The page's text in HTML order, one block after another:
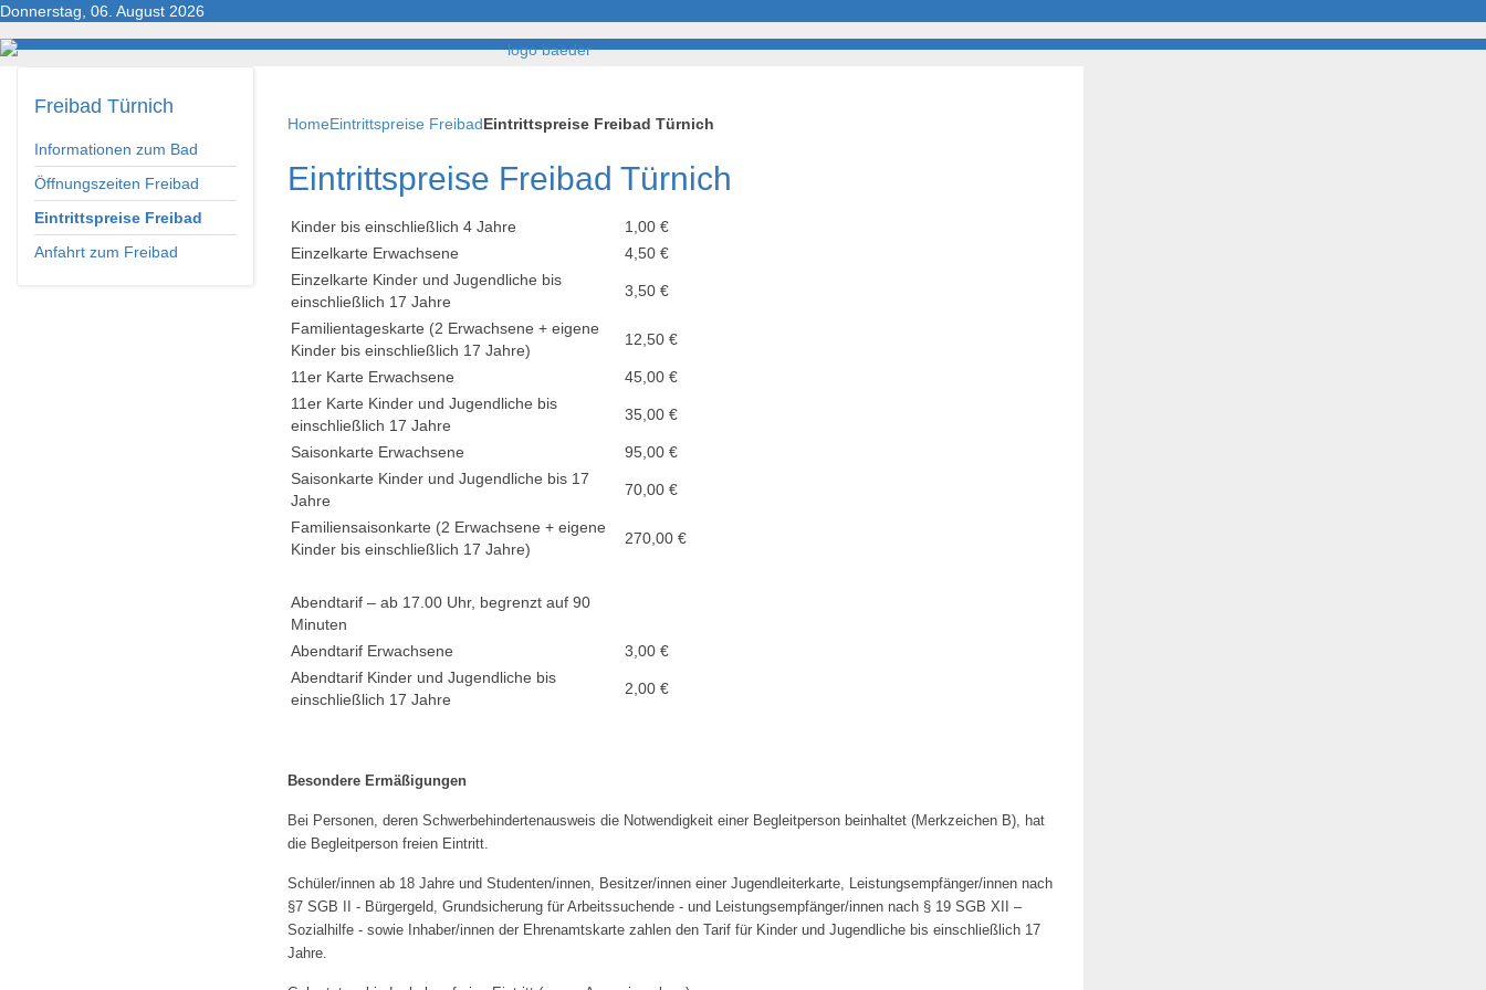
Donnerstag, 06. August 2026
HomeEintrittspreise FreibadEintrittspreise Freibad Türnich
Eintrittspreise Freibad Türnich
Kinder bis einschließlich 4 Jahre
1,00 €
Einzelkarte Erwachsene
4,50 €
Einzelkarte Kinder und Jugendliche bis
einschließlich 17 Jahre
3,50 €
Familientageskarte (2 Erwachsene + eigene
Kinder bis einschließlich 17 Jahre)
12,50 €
11er Karte Erwachsene
45,00 €
11er Karte Kinder und Jugendliche bis
einschließlich 17 Jahre
35,00 €
Saisonkarte Erwachsene
95,00 €
Saisonkarte Kinder und Jugendliche bis 17
Jahre
70,00 €
Familiensaisonkarte (2 Erwachsene + eigene
Kinder bis einschließlich 17 Jahre)
270,00 €
Abendtarif – ab 17.00 Uhr, begrenzt auf 90
Minuten
Abendtarif Erwachsene
3,00 €
Abendtarif Kinder und Jugendliche bis
einschließlich 17 Jahre
2,00 €
Besondere Ermäßigungen
Bei Personen, deren Schwerbehindertenausweis die Notwendigkeit einer Begleitperson beinhaltet (Merkzeichen B), hat
die Begleitperson freien Eintritt.
Schüler/innen ab 18 Jahre und Studenten/innen, Besitzer/innen einer Jugendleiterkarte, Leistungsempfänger/innen nach
§7 SGB II - Bürgergeld, Grundsicherung für Arbeitssuchende - und Leistungsempfänger/innen nach § 19 SGB XII –
Sozialhilfe - sowie Inhaber/innen der Ehrenamtskarte zahlen den Tarif für Kinder und Jugendliche bis einschließlich 17
Jahre.
Freibad Türnich
Informationen zum Bad
Öffnungszeiten Freibad
Eintrittspreise Freibad
Anfahrt zum Freibad